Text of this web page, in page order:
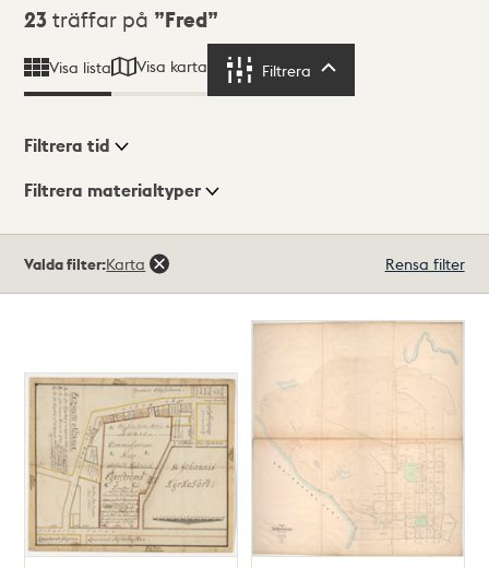
Sökresultat
23 träffar på Fred
Visa lista Visa karta Filtrera
Visningsläge
Filtrera tid
Filtrera materialtyper
träffar
Valda filter:Karta Rensa filter